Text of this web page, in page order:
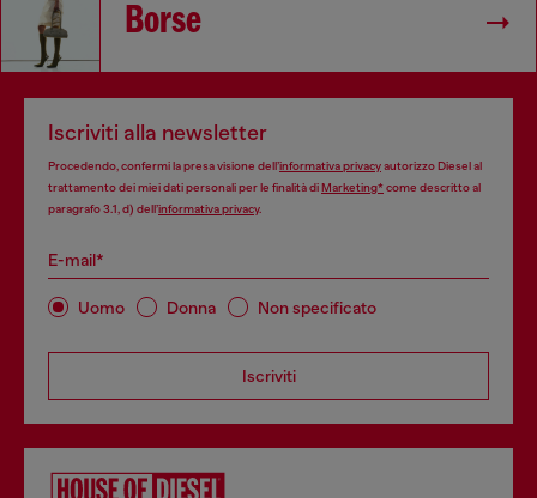
Borse
Iscriviti alla newsletter
Procedendo, confermi la presa visione dell’informativa privacyautorizzo Diesel al
trattamento dei miei dati personali per le finalità diMarketing*come descritto al
paragrafo 3.1, d) dell’informativa privacy.
E-mail*
Uomo Donna Non specificato
Iscriviti